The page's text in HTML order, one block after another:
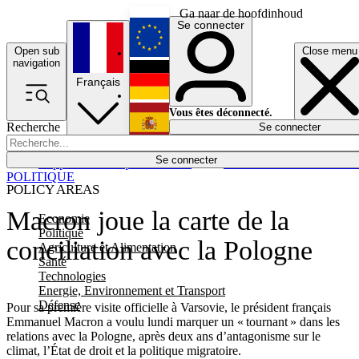
Ga naar de hoofdinhoud
Open sub
navigation
Close menu
Recherche
Se connecter
POLICY AREAS
Economie
Politique
Agriculture et Alimentation
Santé
Technologies
Energie, Environnement et Transport
Défense
Économie
Français
English
Deutsch
Español
Se connecter
Vous êtes déconnecté.
Se connecter
Macron joue la carte de la
conciliation avec la Pologne
Pour sa première visite officielle à Varsovie, le président français
Emmanuel Macron a voulu lundi marquer un « tournant » dans les
relations avec la Pologne, après deux ans d’antagonisme sur le
climat, l’État de droit et la politique migratoire.
POLITIQUE